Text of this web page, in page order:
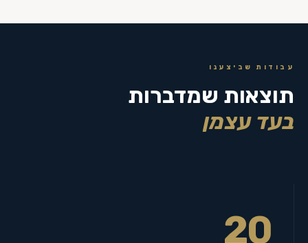
עבודות שביצענו
תוצאות שמדברות
בעד עצמן
20